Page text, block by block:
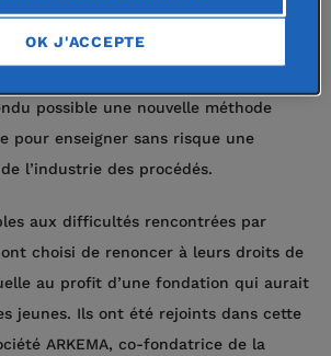
à l’initiative de deux enseignants-
Ecole, Alain Durand et Eric Favre.
possible une nouvelle méthode
pour enseigner sans risque une
l’industrie des procédés.
aux difficultés rencontrées par
choisi de renoncer à leurs droits de
au profit d’une fondation qui aurait
jeunes. Ils ont été rejoints dans cette
ARKEMA, co-fondatrice de la
OK J'ACCEPTE